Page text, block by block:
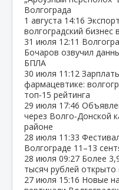
Волгограда
1 августа 14:16
волгоградский
31 июля 12:11
Бочаров озвучил
БПЛА
30 июля 11:12
фармацевтике:
топ‑15 рейтинга
29 июля 17:46
через Волго‑Донской
районе
28 июля 11:33
Волгограде 11–13
28 июля 09:27 Более
тысяч рублей открыто
27 июля 15:16 Новые